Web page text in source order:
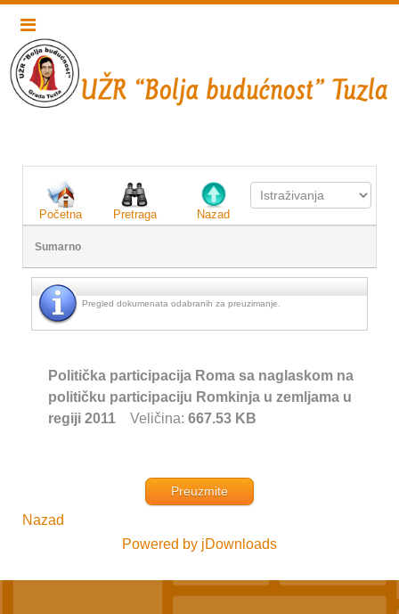
Početna Pretraga Nazad
Sumarno
Pregled dokumenata odabranih za preuzimanje.
Politička participacija Roma sa naglaskom na
političku participaciju Romkinja u zemljama u
regiji 2011 Veličina: 667.53 KB
Preuzmite
Nazad
Powered by jDownloads